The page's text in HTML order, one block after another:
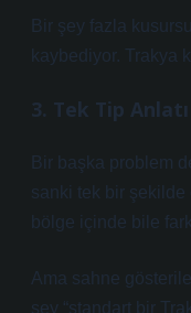
Bir şey fazla
kaybediyor. Trakya
3. Tek Tip
Bir başka problem
sanki tek bir şekilde
bölge içinde bile
Ama sahne
şey “standart bir